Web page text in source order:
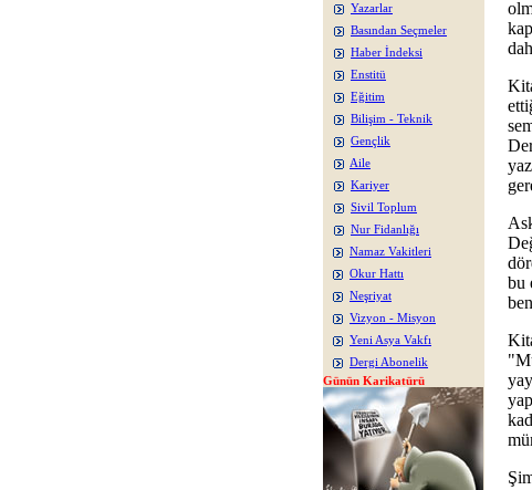
Yazarlar
Basından Seçmeler
Haber İndeksi
Enstitü
Eğitim
Bilişim - Teknik
Gençlik
Aile
Kariyer
Sivil Toplum
Nur Fidanlığı
Namaz Vakitleri
Okur Hattı
Neşriyat
Vizyon - Misyon
Yeni Asya Vakfı
Dergi Abonelik
Günün Karikatürü
bu